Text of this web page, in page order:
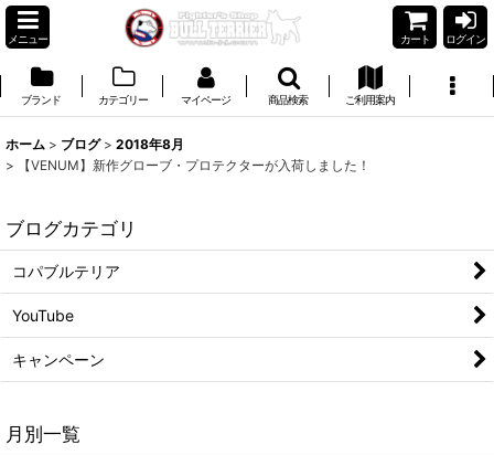
メニュー カート ログイン
ブランド カテゴリー マイページ 商品検索 ご利用案内
ホーム > ブログ > 2018年8月
>
【VENUM】新作グローブ・プロテクターが入荷しました！
ブログカテゴリ
コパブルテリア
YouTube
キャンペーン
月別一覧